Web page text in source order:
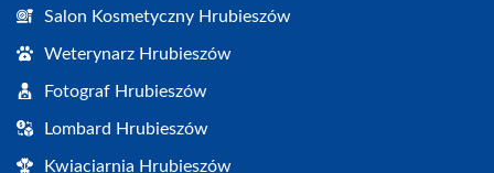
Salon Kosmetyczny Hrubieszów
Weterynarz Hrubieszów
Fotograf Hrubieszów
Lombard Hrubieszów
Kwiaciarnia Hrubieszów